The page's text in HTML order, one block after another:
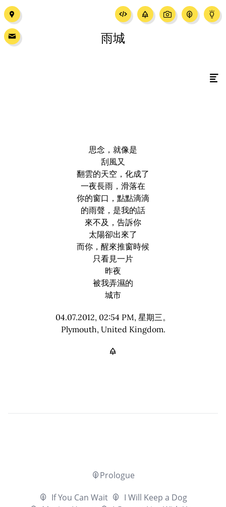
雨城
思念，就像是
刮風又
翻雲的天空，化成了
一夜長雨，滑落在
你的窗口，點點滴滴
的雨聲，是我的話
來不及，告訴你
太陽卻出來了
而你，醒來推窗時候
只看見一片
昨夜
被我弄濕的
城市
04.07.2012, 02:54 PM, 星期三。
Plymouth, United Kingdom.
Prologue
If You Can Wait
I Will Keep a Dog